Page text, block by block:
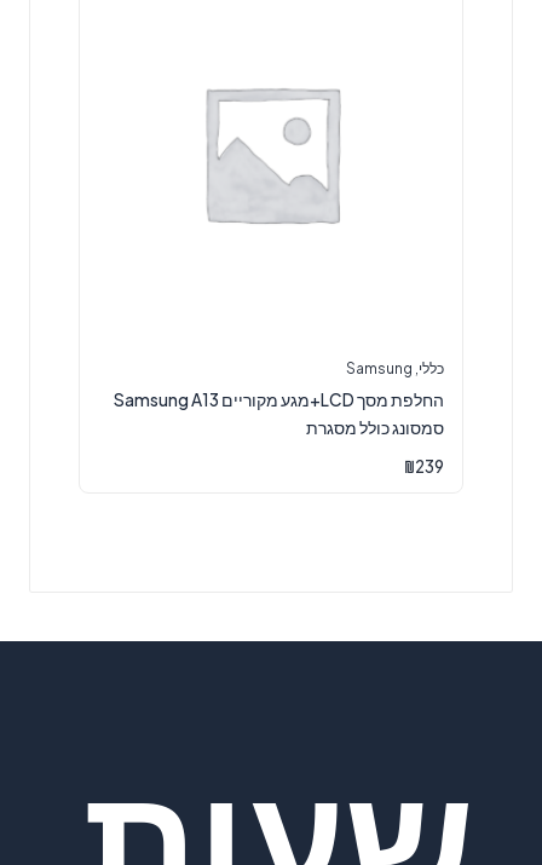
כללי Samsung
החלפת מסך LCD+מגע מקוריים Samsung A13
סמסונג כולל מסגרת
₪239